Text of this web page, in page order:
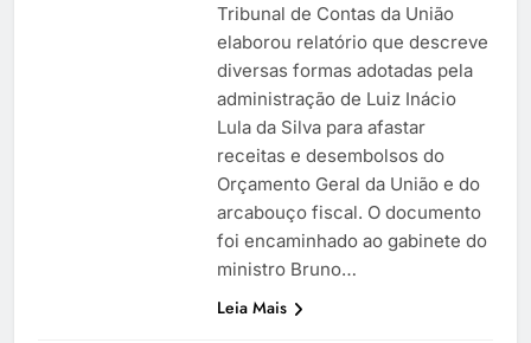
Tribunal de Contas da União
elaborou relatório que descreve
diversas formas adotadas pela
administração de Luiz Inácio
Lula da Silva para afastar
receitas e desembolsos do
Orçamento Geral da União e do
arcabouço fiscal. O documento
foi encaminhado ao gabinete do
ministro Bruno…
Leia Mais